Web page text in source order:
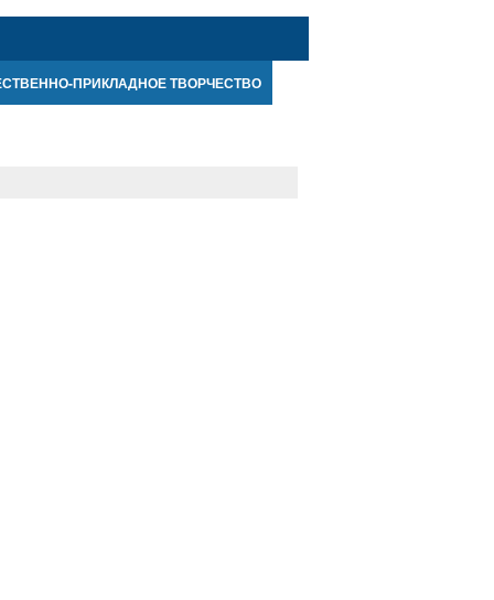
ПРИКЛАДНОЕ ТВОРЧЕСТВО